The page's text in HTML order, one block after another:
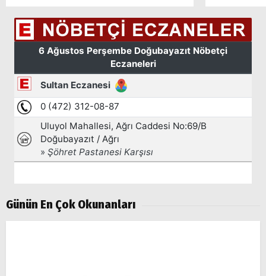
Günün En Çok Okunanları